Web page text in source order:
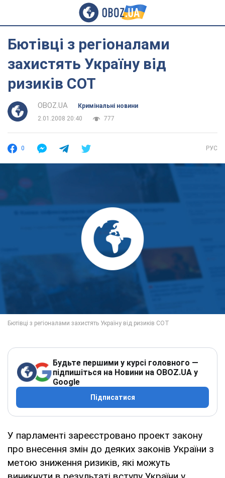
Бютівці з регіоналами
захистять Україну від
ризиків СОТ
OBOZ.UA
Кримінальні новини
2.01.2008 20:40
777
0 РУС
Будьте першими у курсі головного —
підпишіться на Новини на OBOZ.UA у
Google
Підписатися
У парламенті зареєстровано проект закону
про внесення змін до деяких законів України з
метою зниження ризиків, які можуть